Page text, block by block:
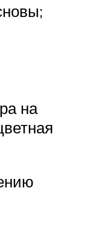
на